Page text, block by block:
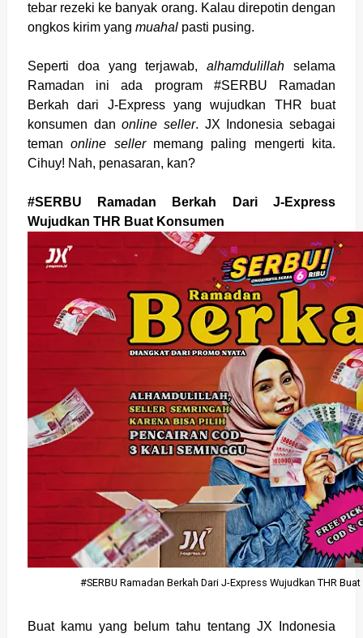
tebar rezeki ke banyak orang. Kalau direpotin dengan
ongkos kirim yang muahalpasti pusing.
Seperti doa yang terjawab,alhamdulillah selama
Ramadan ini ada program #SERBU Ramadan
Berkah dari J-Express yang wujudkan THR buat
konsumen danonline seller. JX Indonesia sebagai
temanonline sellermemang paling mengerti kita.
Cihuy! Nah, penasaran, kan?
#SERBU Ramadan Berkah Dari J-Express
Wujudkan THR Buat Konsumen
#SERBU Ramadan Berkah Dari J-Express Wujudkan THR
Buat kamu yang belum tahu tentang JX Indonesia